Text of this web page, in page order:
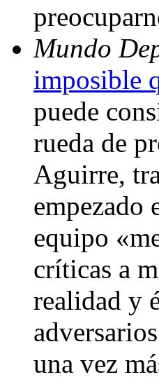
Mundo
imposible
puede
rueda de
Aguirre,
empezado
equipo
críticas a
realidad y
una vez